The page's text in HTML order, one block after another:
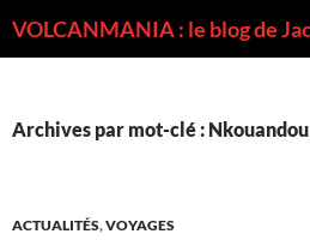
Archives par mot-clé : Nkouandou
ACTUALITÉS,VOYAGES